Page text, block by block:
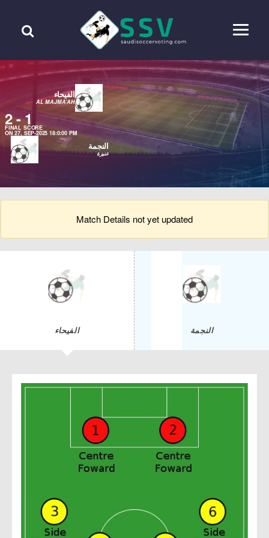
الفيحاء
AL MAJMA'AH
2-1
FINAL SCORE
ON 27, SEP-2025 18:0:00 PM
النجمة
عنيزة
Match Details not yet updated
الفيحاء النجمة